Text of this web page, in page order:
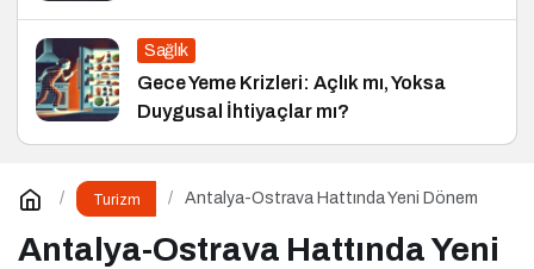
Sağlık
Gece Yeme Krizleri: Açlık mı, Yoksa
Duygusal İhtiyaçlar mı?
Turizm Antalya-Ostrava Hattında Yeni Dönem
Antalya-Ostrava Hattında Yeni